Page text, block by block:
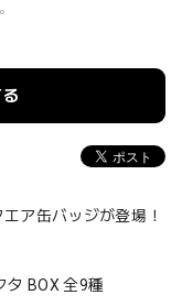
ア缶バッジが登場！
タ BOX 全9種